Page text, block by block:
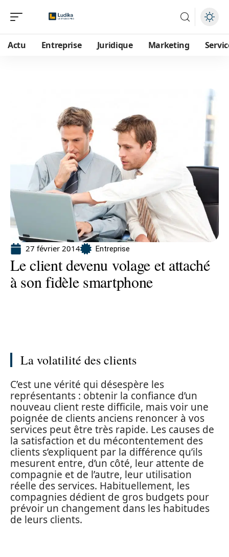
Actu Entreprise Juridique Marketing
27 février 2014 Entreprise
Le client devenu volage et attaché
à son fidèle smartphone
La volatilité des clients
C’est une vérité qui désespère les
représentants : obtenir la confiance d’un
nouveau client reste difficile, mais voir une
poignée de clients anciens renoncer à vos
services peut être très rapide. Les causes de
la satisfaction et du mécontentement des
clients s’expliquent par la différence qu’ils
mesurent entre, d’un côté, leur attente de
compagnie et de l’autre, leur utilisation
réelle des services. Habituellement, les
compagnies dédient de gros budgets pour
prévoir un changement dans les habitudes
de leurs clients.